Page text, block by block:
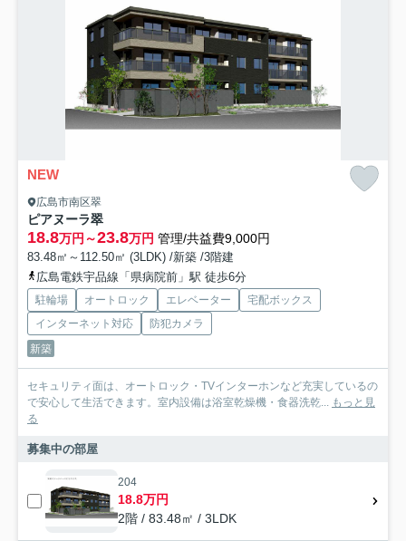
NEW
広島市南区翠
ピアヌーラ翠
18.8万円～23.8万円 管理/共益費9,000円
83.48㎡～112.50㎡ (3LDK) /新築 /3階建
広島電鉄宇品線「県病院前」駅 徒歩6分
駐輪場 オートロック エレベーター
宅配ボックス
インターネット対応
防犯カメラ
新築
セキュリティ面は、オートロック・TVインターホンなど充実しているの
で安心して生活できます。室内設備は浴室乾燥機・食器洗乾... もっと見
る
募集中の部屋
204
18.8万円
2階 / 83.48㎡ / 3LDK